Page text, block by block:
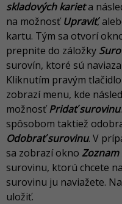
skladových karieta
na možnosť Upraviť,
kartu. Tým sa otvorí
prepnite do záložky
surovín, ktoré sú
Kliknutím pravým
zobrazí menu, kde
možnosťPridať surovinu
spôsobom taktiež
Odobrať surovinu. V
sa zobrazí okno
surovinu, ktorú chcete
surovinu ju naviažete.
uložiť.